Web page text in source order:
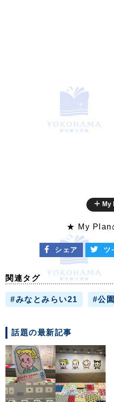
My
★ My Plan
シェア ツ
関連タグ
#みなとみらい21 #公園
話題の最新記事